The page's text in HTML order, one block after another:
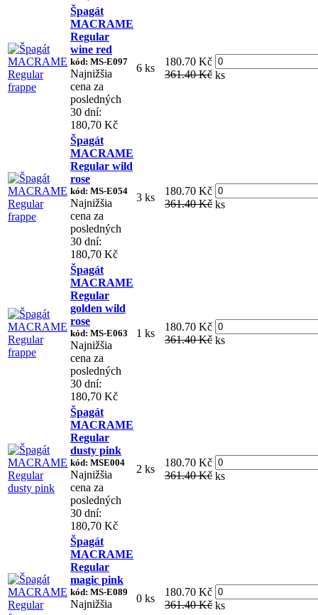
Špagát
MACRAME
Regular
wine red
kód: MS-E097
Najnižšia
cena za
posledných
30 dní:
180,70 Kč
6 ks
180.70 Kč
361.40 Kč ks
Špagát
MACRAME
Regular wild
rose
kód: MS-E054
Najnižšia
cena za
posledných
30 dní:
180,70 Kč
3 ks
180.70 Kč
361.40 Kč ks
Špagát
MACRAME
Regular
golden wild
rose
kód: MS-E063
Najnižšia
cena za
posledných
30 dní:
180,70 Kč
1 ks
180.70 Kč
361.40 Kč ks
Špagát
MACRAME
Regular
dusty pink
kód: MSE004
Najnižšia
cena za
posledných
30 dní:
180,70 Kč
2 ks
180.70 Kč
361.40 Kč ks
Špagát
MACRAME
Regular
magic pink
kód: MS-E089
Najnižšia
0 ks
180.70 Kč
361.40 Kč ks